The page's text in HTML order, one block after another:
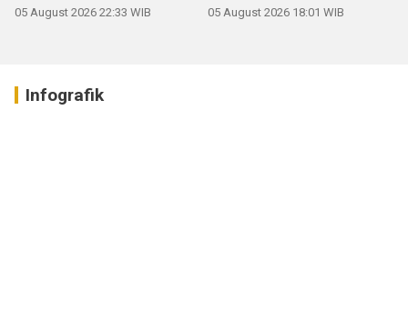
05 August 2026 22:33 WIB 05 August 2026 18:01 WIB
Infografik